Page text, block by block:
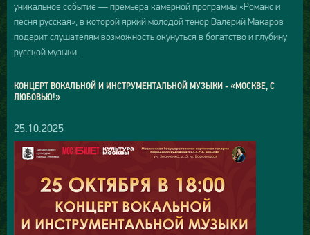
уникальное событие — премьера камерной программы «Романс и
песня русская», в которой яркий молодой тенор Валерий Макаров
подарит слушателям возможность окунуться в богатство и глубину
русской музыки.
КОНЦЕРТ ВОКАЛЬНОЙ И ИНСТРУМЕНТАЛЬНОЙ МУЗЫКИ - «МОСКВЕ, С
ЛЮБОВЬЮ!»
25.10.2025